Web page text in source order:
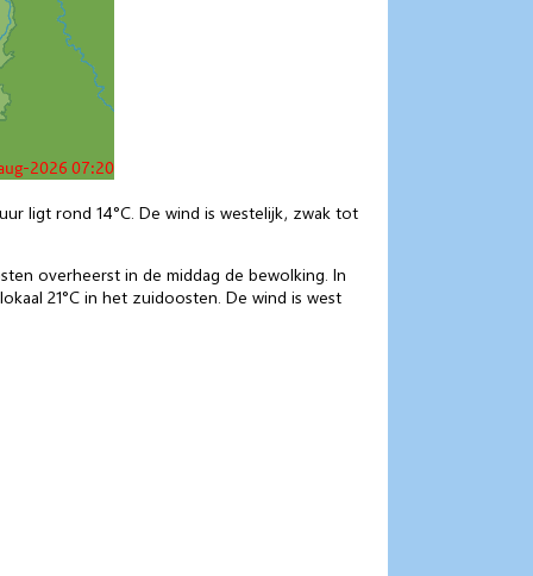
ligt rond 14°C. De wind is westelijk, zwak tot
overheerst in de middag de bewolking. In
21°C in het zuidoosten. De wind is west